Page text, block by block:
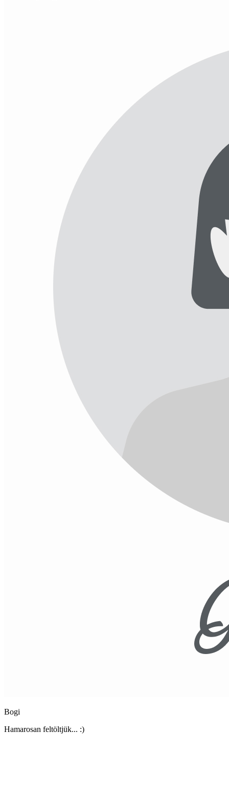
Bogi
Hamarosan feltöltjük... :)